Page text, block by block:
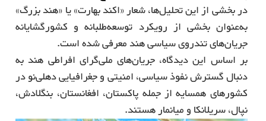
در بخشی از این تحلیل‌ها، شعار «اکند بهارت» یا «هند بزرگ»
به‌عنوان بخشی از رویکرد توسعه‌طلبانه و کشورگشایانه
جریان‌های تندروی سیاسی هند معرفی شده است.
بر اساس این دیدگاه، جریان‌های ملی‌گرای افراطی هند به
دنبال گسترش نفوذ سیاسی، امنیتی و جغرافیایی دهلی‌نو در
کشورهای همسایه از جمله پاکستان، افغانستان، بنگلادش،
نپال، سریلانکا و میانمار هستند.